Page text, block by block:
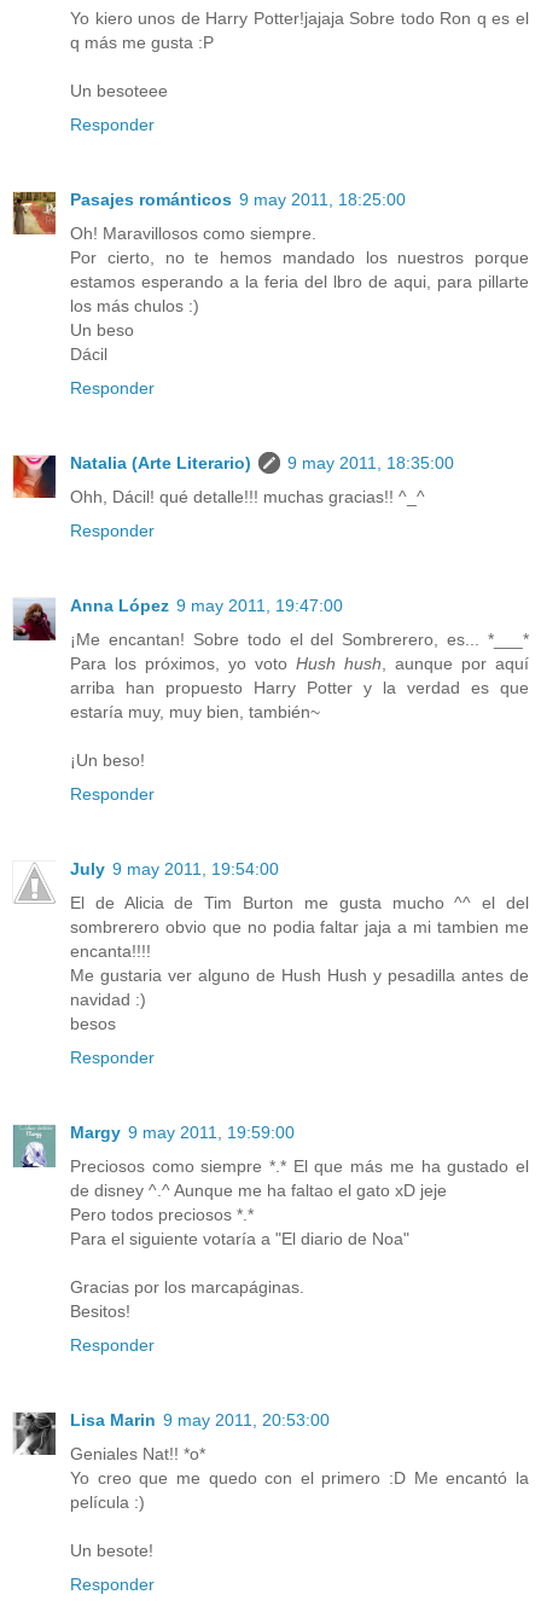
Yo kiero unos de Harry Potter!jajaja Sobre todo Ron q es el
q más me gusta :P
Un besoteee
Responder
Pasajes románticos 9 may 2011, 18:25:00
Oh! Maravillosos como siempre.
Por cierto, no te hemos mandado los nuestros porque
estamos esperando a la feria del lbro de aqui, para pillarte
los más chulos :)
Un beso
Dácil
Responder
Natalia (Arte Literario)
9 may 2011, 18:35:00
Ohh, Dácil! qué detalle!!! muchas gracias!! ^_^
Responder
Anna López 9 may 2011, 19:47:00
¡Me encantan! Sobre todo el del Sombrerero, es... *___*
Para los próximos, yo voto Hush hush, aunque por aquí
arriba han propuesto Harry Potter y la verdad es que
estaría muy, muy bien, también~
¡Un beso!
Responder
July 9 may 2011, 19:54:00
El de Alicia de Tim Burton me gusta mucho ^^ el del
sombrerero obvio que no podia faltar jaja a mi tambien me
encanta!!!!
Me gustaria ver alguno de Hush Hush y pesadilla antes de
navidad :)
besos
Responder
Margy 9 may 2011, 19:59:00
Preciosos como siempre *.* El que más me ha gustado el
de disney ^.^ Aunque me ha faltao el gato xD jeje
Pero todos preciosos *.*
Para el siguiente votaría a "El diario de Noa"
Gracias por los marcapáginas.
Besitos!
Responder
Lisa Marin 9 may 2011, 20:53:00
Geniales Nat!! *o*
Yo creo que me quedo con el primero :D Me encantó la
película :)
Un besote!
Responder